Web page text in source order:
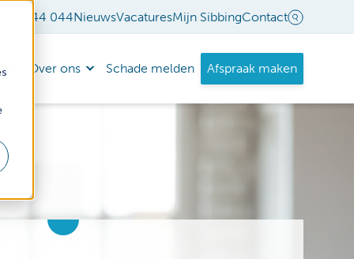
- 544 044NieuwsVacaturesMijn SibbingContact
Over ons Schade melden Afspraak maken